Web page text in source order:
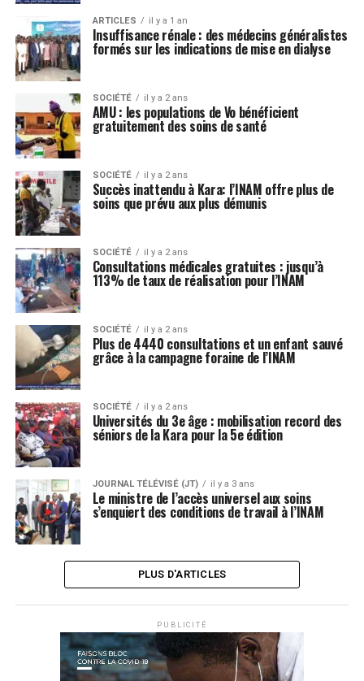
ARTICLES il y a 1 an
Insuffisance rénale : des médecins généralistes
formés sur les indications de mise en dialyse
SOCIÉTÉ il y a 2 ans
AMU : les populations de Vo bénéficient
gratuitement des soins de santé
SOCIÉTÉ il y a 2 ans
Succès inattendu à Kara: l’INAM offre plus de
soins que prévu aux plus démunis
SOCIÉTÉ il y a 2 ans
Consultations médicales gratuites : jusqu’à
113% de taux de réalisation pour l’INAM
SOCIÉTÉ il y a 2 ans
Plus de 4440 consultations et un enfant sauvé
grâce à la campagne foraine de l’INAM
SOCIÉTÉ il y a 2 ans
Universités du 3e âge : mobilisation record des
séniors de la Kara pour la 5e édition
JOURNAL TÉLÉVISÉ (JT) il y a 3 ans
Le ministre de l’accès universel aux soins
s’enquiert des conditions de travail à l’INAM
PLUS D'ARTICLES
PUBLICITÉ